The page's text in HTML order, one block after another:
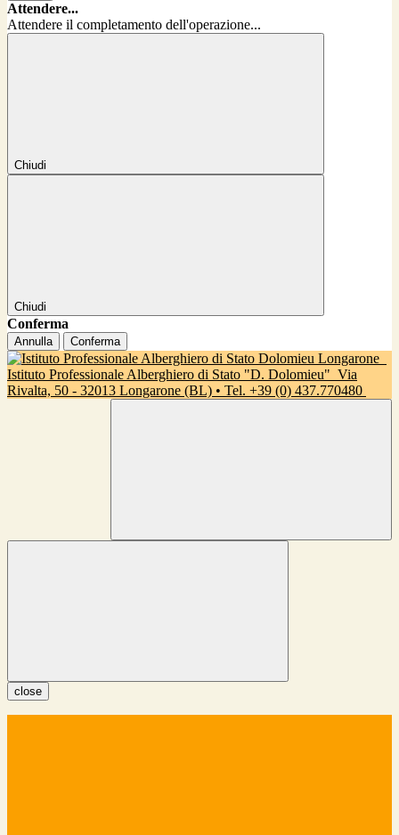
Attendere...
Attendere il completamento dell'operazione...
Chiudi
Chiudi
Conferma
Annulla Conferma
Istituto Professionale Alberghiero di Stato "D. Dolomieu" Via
Rivalta, 50 - 32013 Longarone (BL) • Tel. +39 (0) 437.770480
close